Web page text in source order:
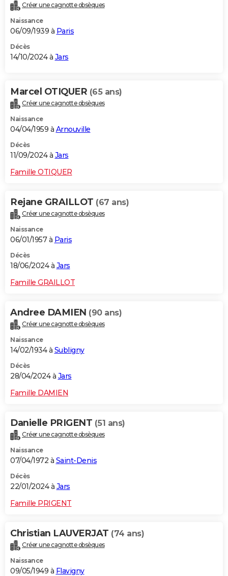
Créer une cagnotte obsèques
Naissance
06/09/1939 à Paris
Décès
14/10/2024 à Jars
Marcel OTIQUER (65 ans)
Créer une cagnotte obsèques
Naissance
04/04/1959 à Arnouville
Décès
11/09/2024 à Jars
Famille OTIQUER
Rejane GRAILLOT (67 ans)
Créer une cagnotte obsèques
Naissance
06/01/1957 à Paris
Décès
18/06/2024 à Jars
Famille GRAILLOT
Andree DAMIEN (90 ans)
Créer une cagnotte obsèques
Naissance
14/02/1934 à Subligny
Décès
28/04/2024 à Jars
Famille DAMIEN
Danielle PRIGENT (51 ans)
Créer une cagnotte obsèques
Naissance
07/04/1972 à Saint-Denis
Décès
22/01/2024 à Jars
Famille PRIGENT
Christian LAUVERJAT (74 ans)
Créer une cagnotte obsèques
Naissance
09/05/1949 à Flavigny